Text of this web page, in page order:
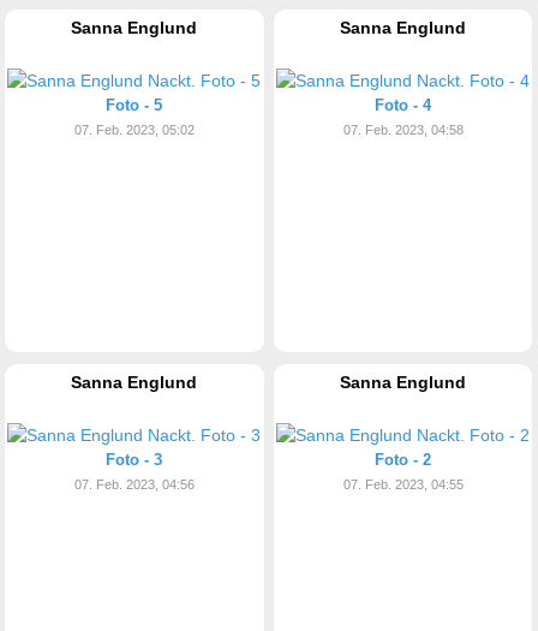
Sanna Englund
Foto - 5
07. Feb. 2023, 05:02
Sanna Englund
Foto - 4
07. Feb. 2023, 04:58
Sanna Englund
Foto - 3
07. Feb. 2023, 04:56
Sanna Englund
Foto - 2
07. Feb. 2023, 04:55